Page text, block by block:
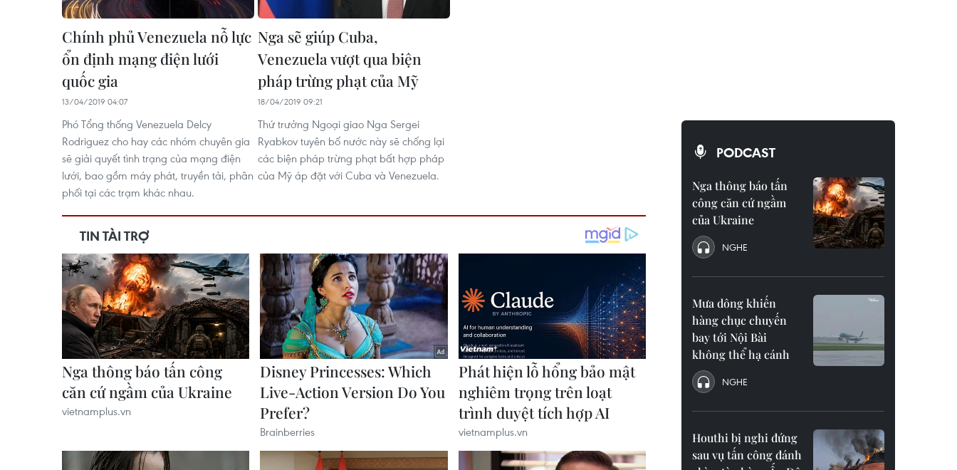
Chính phủ Venezuela nỗ lực
ổn định mạng điện lưới
quốc gia
13/04/2019 04:07
Phó Tổng thống Venezuela Delcy
Rodriguez cho hay các nhóm chuyên gia
sẽ giải quyết tình trạng của mạng điện
lưới, bao gồm máy phát, truyền tải, phân
phối tại các trạm khác nhau.
Nga sẽ giúp Cuba,
Venezuela vượt qua biện
pháp trừng phạt của Mỹ
18/04/2019 09:21
Thứ trưởng Ngoại giao Nga Sergei
Ryabkov tuyên bố nước này sẽ chống lại
các biện pháp trừng phạt bất hợp pháp
của Mỹ áp đặt với Cuba và Venezuela.
PODCAST
Nga thông báo tấn
công căn cứ ngầm
của Ukraine
NGHE
Mưa dông khiến
hàng chục chuyến
bay tới Nội Bài
không thể hạ cánh
NGHE
Houthi bị nghi đứng
sau vụ tấn công đánh